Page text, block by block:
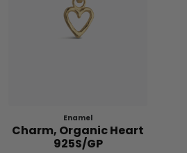
Enamel
Charm, Organic Heart
925S/GP